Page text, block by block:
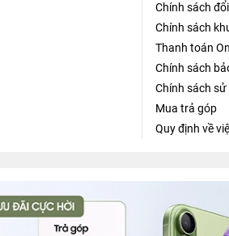
Chính sách
Chính sách
Thanh toán
Chính sách
Chính sách sử
Mua trả góp
Quy định về